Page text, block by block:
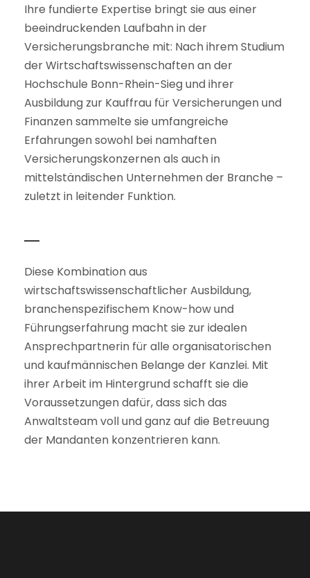
Ihre fundierte Expertise bringt sie aus einer
beeindruckenden Laufbahn in der
Versicherungsbranche mit: Nach ihrem Studium
der Wirtschaftswissenschaften an der
Hochschule Bonn-Rhein-Sieg und ihrer
Ausbildung zur Kauffrau für Versicherungen und
Finanzen sammelte sie umfangreiche
Erfahrungen sowohl bei namhaften
Versicherungskonzernen als auch in
mittelständischen Unternehmen der Branche –
zuletzt in leitender Funktion.
Diese Kombination aus
wirtschaftswissenschaftlicher Ausbildung,
branchenspezifischem Know-how und
Führungserfahrung macht sie zur idealen
Ansprechpartnerin für alle organisatorischen
und kaufmännischen Belange der Kanzlei. Mit
ihrer Arbeit im Hintergrund schafft sie die
Voraussetzungen dafür, dass sich das
Anwaltsteam voll und ganz auf die Betreuung
der Mandanten konzentrieren kann.